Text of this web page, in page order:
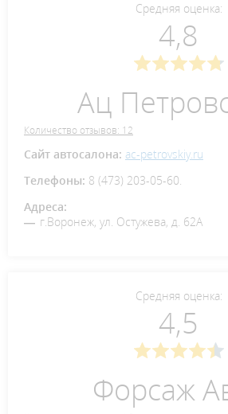
Средняя оценка:
4,8
Ац
Количество отзывов: 12
Сайт автосалона: ac-petrovskiy.ru
Телефоны: 8 (473) 203-05-60.
Адреса:
г.Воронеж, ул. Остужева, д. 62А
Средняя оценка:
4,5
Форсаж